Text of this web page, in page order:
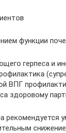
функции
герпеса и
ВПГ
здоровому
рекомендуется